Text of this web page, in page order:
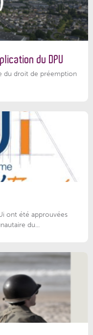
du DPU
du droit de préemption
ont été approuvées
du...